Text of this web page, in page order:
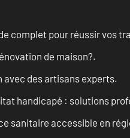
complet pour réussir vos
de maison?.
avec des artisans experts.
handicapé : solutions
sanitaire accessible en